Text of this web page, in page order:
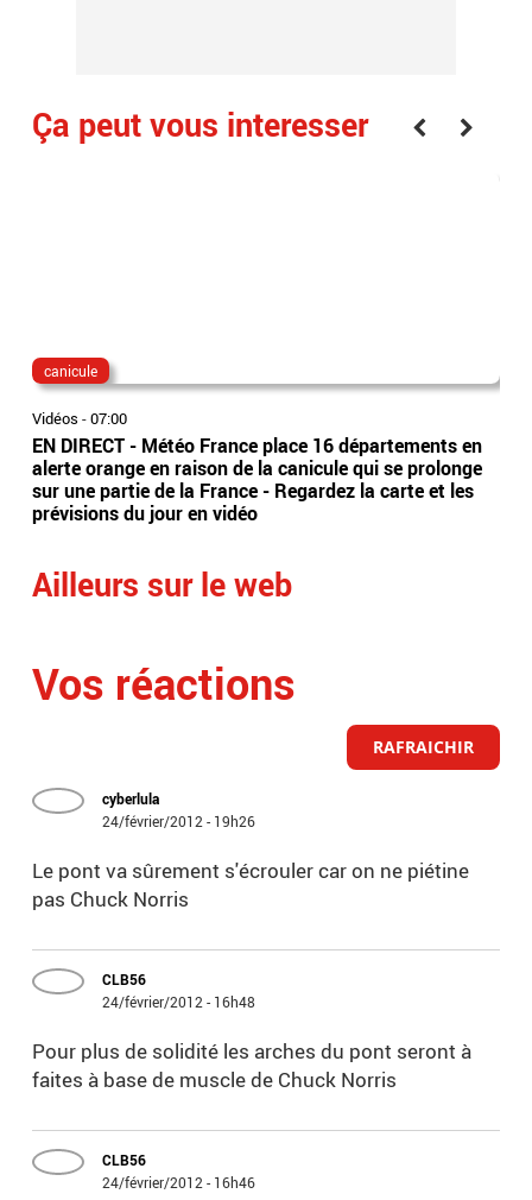
Ça peut vous interesser
canicule
Vidéos -07:00
EN DIRECT - Météo France place 16 départements en
alerte orange en raison de la canicule qui se prolonge
sur une partie de la France - Regardez la carte et les
prévisions du jour en vidéo
Ailleurs sur le web
Vos réactions
RAFRAICHIR
cyberlula
24/février/2012 - 19h26
Le pont va sûrement s'écrouler car on ne piétine
pas Chuck Norris
CLB56
24/février/2012 - 16h48
Pour plus de solidité les arches du pont seront à
faites à base de muscle de Chuck Norris
CLB56
24/février/2012 - 16h46